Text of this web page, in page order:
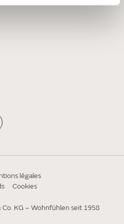
légales
Cookies
KG – Wohnfühlen seit 1958